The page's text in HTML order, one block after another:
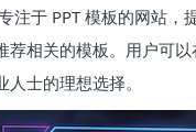
注于 PPT 模板的网站
荐相关的模板。用户可
士的理想选择。